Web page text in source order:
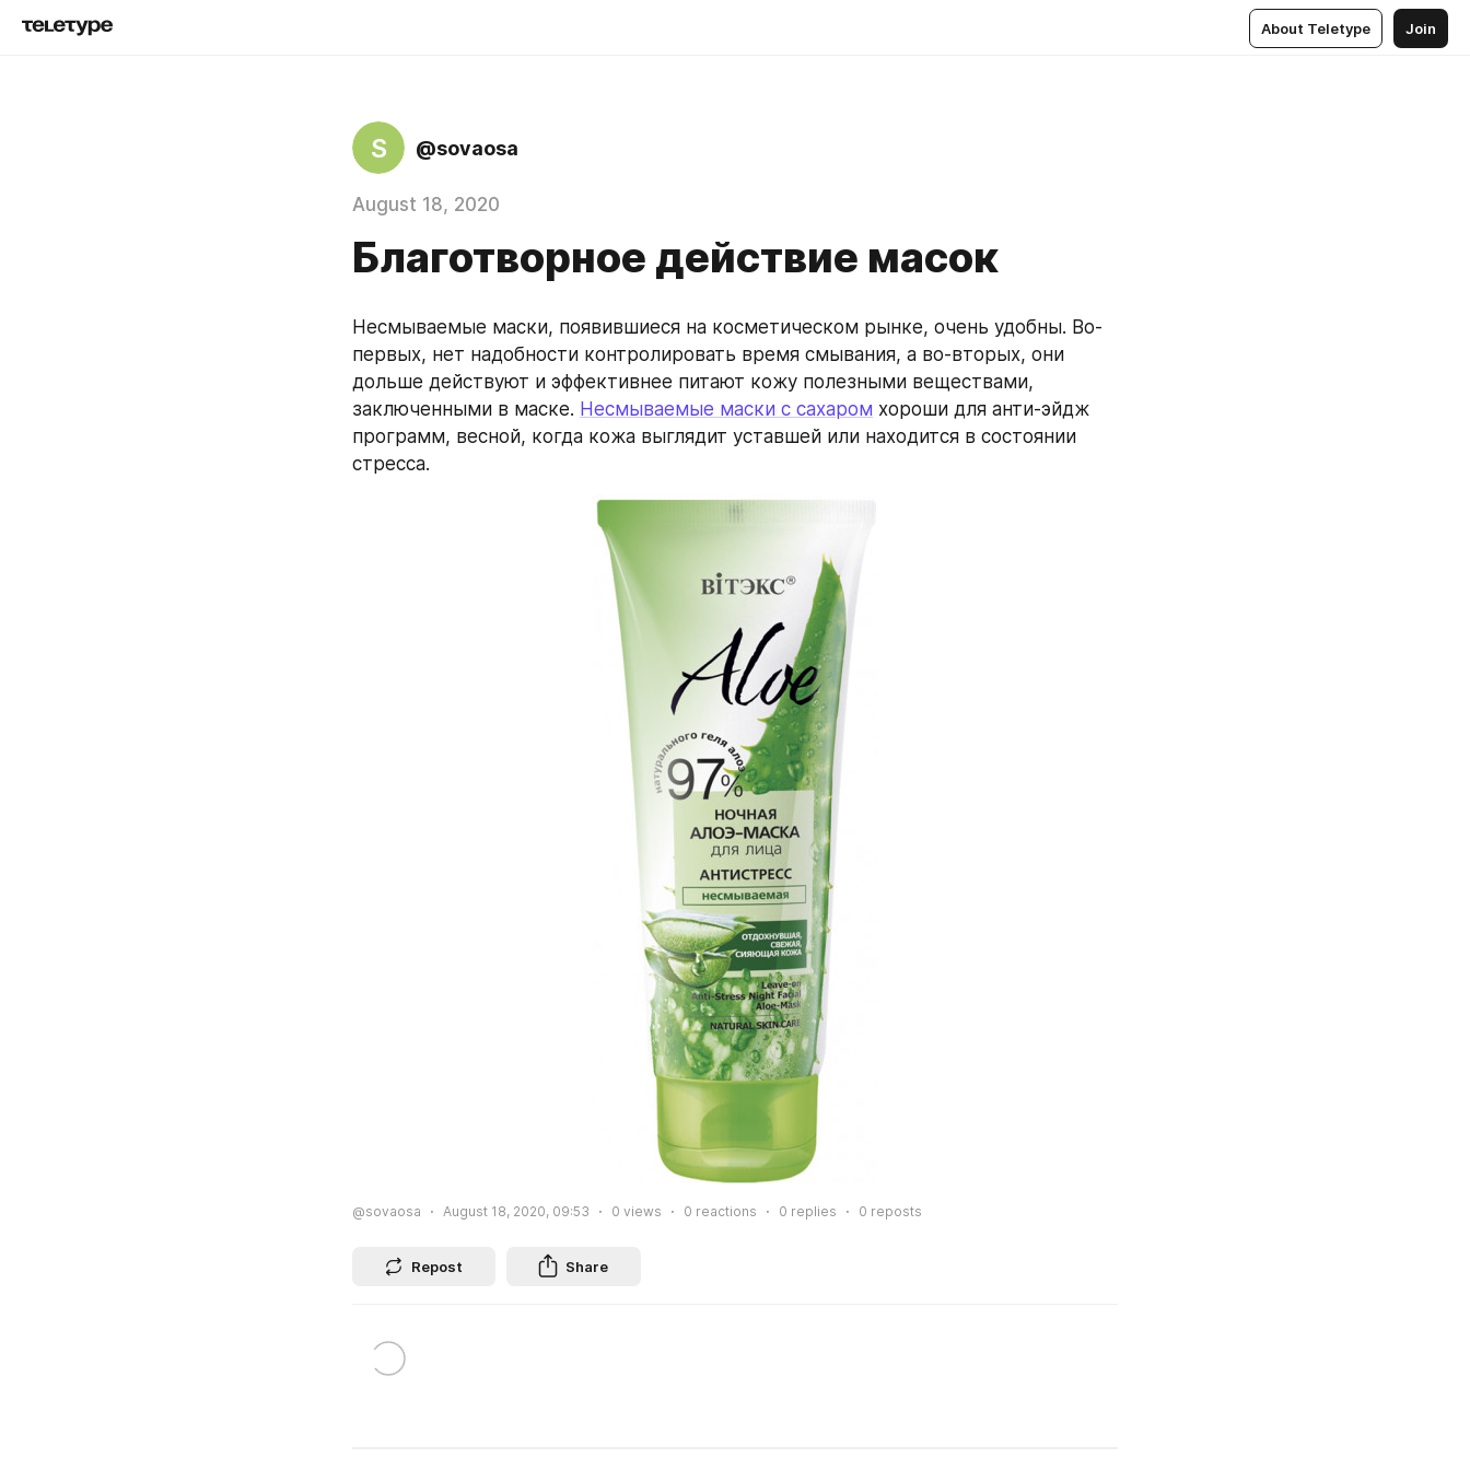
About Teletype Join
S @sovaosa
August 18, 2020
Благотворное действие масок
Несмываемые маски, появившиеся на косметическом рынке, очень удобны. Во-
первых, нет надобности контролировать время смывания, а во-вторых, они
дольше действуют и эффективнее питают кожу полезными веществами,
заключенными в маске. Несмываемые маски с сахаром хороши для анти-эйдж
программ, весной, когда кожа выглядит уставшей или находится в состоянии
стресса.
@sovaosa August 18, 2020, 09:53 0 views 0 reactions 0 replies 0 reposts
Repost Share